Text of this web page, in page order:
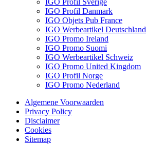
IGO Profil Sverige
IGO Profil Danmark
IGO Objets Pub France
IGO Werbeartikel Deutschland
IGO Promo Ireland
IGO Promo Suomi
IGO Werbeartikel Schweiz
IGO Promo United Kingdom
IGO Profil Norge
IGO Promo Nederland
Algemene Voorwaarden
Privacy Policy
Disclaimer
Cookies
Sitemap